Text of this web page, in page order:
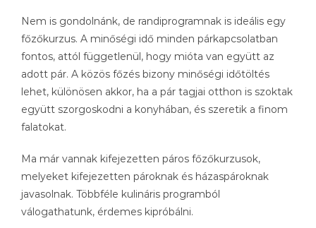
Nem is gondolnánk, de randiprogramnak is ideális egy
főzőkurzus. A minőségi idő minden párkapcsolatban
fontos, attól függetlenül, hogy mióta van együtt az
adott pár. A közös főzés bizony minőségi időtöltés
lehet, különösen akkor, ha a pár tagjai otthon is szoktak
együtt szorgoskodni a konyhában, és szeretik a finom
falatokat.
Ma már vannak kifejezetten páros főzőkurzusok,
melyeket kifejezetten pároknak és házaspároknak
javasolnak. Többféle kulináris programból
válogathatunk, érdemes kipróbálni.